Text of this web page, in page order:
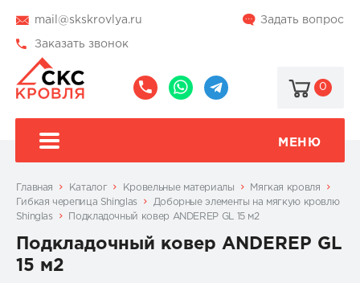
mail@skskrovlya.ru Задать вопрос
Заказать звонок
0
МЕНЮ
Главная Каталог Кровельные материалы
Мягкая кровля
Гибкая черепица Shinglas
Доборные элементы на мягкую кровлю
Shinglas
Подкладочный ковер ANDEREP GL 15 м2
Подкладочный ковер ANDEREP GL
15 м2